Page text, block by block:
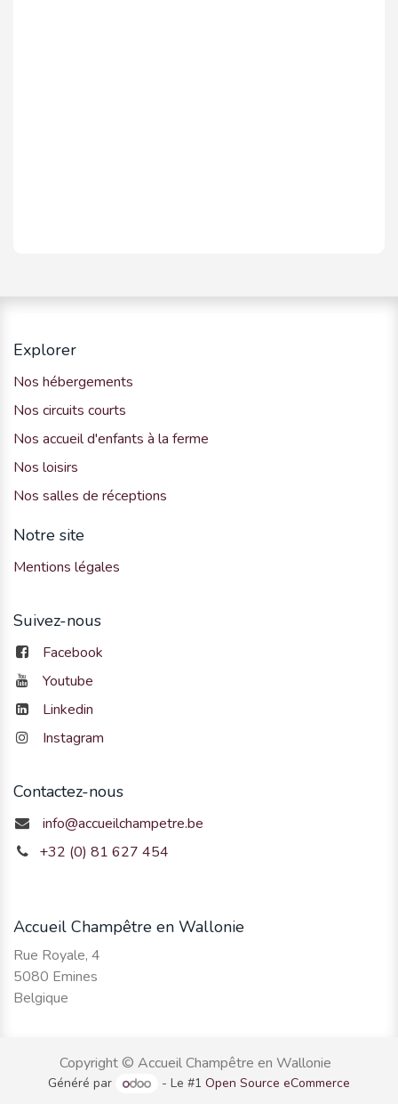
Explorer
Nos hébergements
Nos circuits courts
Nos accueil d'enfants à la ferme
Nos loisirs
Nos salles de réceptions
Notre site
Mentions légales
Suivez-nous
Facebook
Youtube
Linkedin
Instagram
Contactez-nous
info@accueilchampetre.be
+32 (0) 81 627 454
Accueil Champêtre en Wallonie
Rue Royale, 4
5080 Emines
Belgique
Copyright © Accueil Champêtre en Wallonie
Généré par - Le #1Open Source eCommerce